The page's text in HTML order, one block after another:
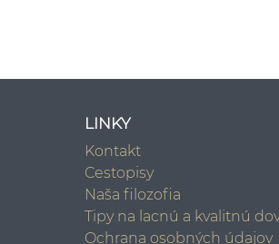
LINKY
Kontakt
Cestopisy
Naša filozofia
Tipy na lacnú a kvalitnú
Ochrana osobných údajov